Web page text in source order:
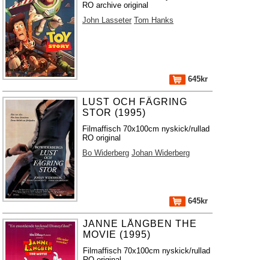
RO archive original
John Lasseter Tom Hanks
645kr
LUST OCH FÄGRING
STOR (1995)
Filmaffisch 70x100cm nyskick/rullad
RO original
Bo Widerberg Johan Widerberg
645kr
JANNE LÅNGBEN THE
MOVIE (1995)
Filmaffisch 70x100cm nyskick/rullad